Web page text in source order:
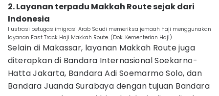
2. Layanan terpadu Makkah Route sejak dari
Indonesia
Ilustrasi petugas imigrasi Arab Saudi memeriksa jemaah haji menggunakan
layanan Fast Track Haji Makkah Route. (Dok. Kementerian Haji)
Selain di Makassar, layanan Makkah Route juga
diterapkan di Bandara Internasional Soekarno-
Hatta Jakarta, Bandara Adi Soemarmo Solo, dan
Bandara Juanda Surabaya dengan tujuan Bandara